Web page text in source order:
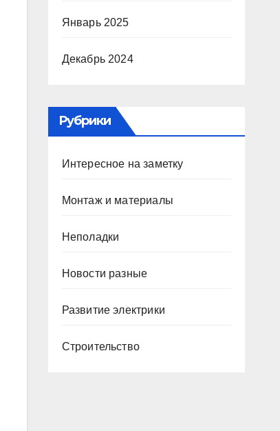
Январь 2025
Декабрь 2024
Рубрики
Интересное на заметку
Монтаж и материалы
Неполадки
Новости разные
Развитие электрики
Строительство